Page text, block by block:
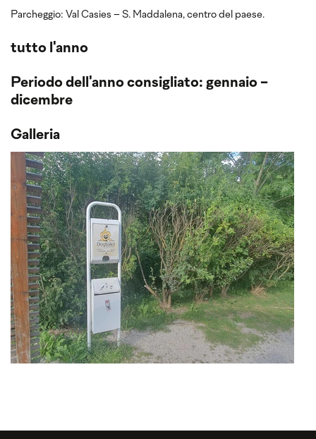
Parcheggio: Val Casies – S. Maddalena, centro del paese.
tutto l'anno
Periodo dell'anno consigliato: gennaio -
dicembre
Galleria